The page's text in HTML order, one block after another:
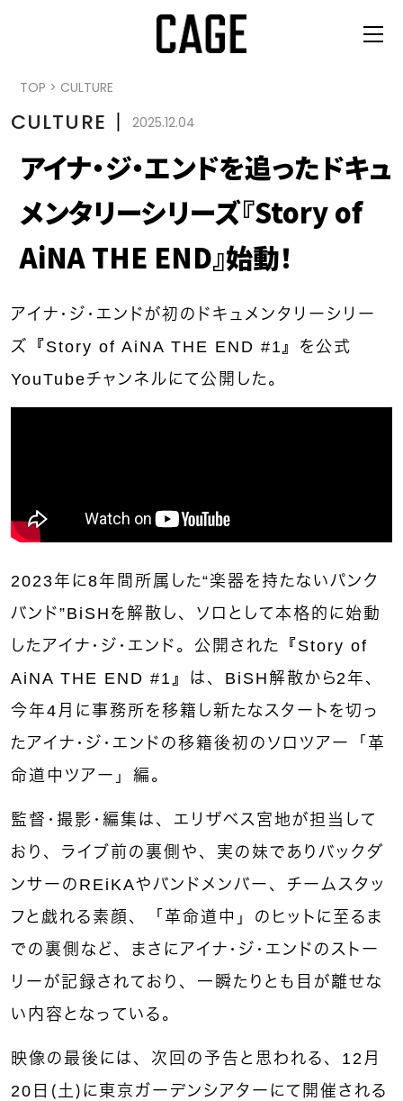
TOP > CULTURE
CULTURE 丨 2025.12.04
アイナ・ジ・エンドを追ったドキュ
メンタリーシリーズ『Story of
AiNA THE END』始動！
アイナ・ジ・エンドが初のドキュメンタリーシリー
ズ『Story of AiNA THE END #1』を公式
YouTubeチャンネルにて公開した。
2023年に8年間所属した“楽器を持たないパンク
バンド”BiSHを解散し、ソロとして本格的に始動
したアイナ・ジ・エンド。公開された『Story of
AiNA THE END #1』は、BiSH解散から2年、
今年4月に事務所を移籍し新たなスタートを切っ
たアイナ・ジ・エンドの移籍後初のソロツアー「革
命道中ツアー」編。
監督・撮影・編集は、エリザベス宮地が担当して
おり、ライブ前の裏側や、実の妹でありバックダ
ンサーのREiKAやバンドメンバー、チームスタッ
フと戯れる素顔、「革命道中」のヒットに至るま
での裏側など、まさにアイナ・ジ・エンドのストー
リーが記録されており、一瞬たりとも目が離せな
い内容となっている。
映像の最後には、次回の予告と思われる、12月
20日（土）に東京ガーデンシアターにて開催される